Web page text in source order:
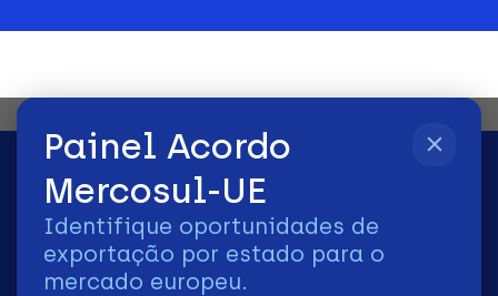
Painel Acordo
Mercosul-UE
Identifique oportunidades de
exportação por estado para o
mercado europeu.
2026 | © Todos os Direitos Reservados - ApexBrasil